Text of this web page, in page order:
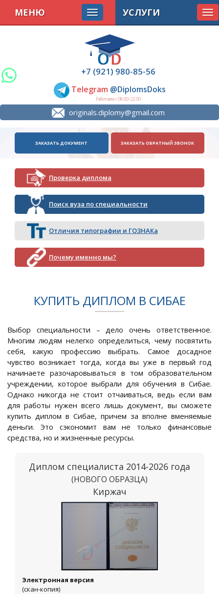
+7 (921) 980-85-56
Telegram @DiplomsDoks
Работаем с 08.00-22.00
originals.diplomy@gmail.com
МЕНЮ
ЗАКАЗАТЬ ДОКУМЕНТ ЗАКАЗАТЬ ОБРАТНЫЙ ЗВОНОК
Проверка диплома
Поиск вуза по специальности
Отличия типографии и ГОЗНАКа
Почему именно мы?
УСЛУГИ
КУПИТЬ ДИПЛОМ В СИБАЕ
Выбор специальности – дело очень ответственное.
Многим людям нелегко определиться, чему посвятить
себя, какую профессию выбрать. Самое досадное
чувство возникает тогда, когда вы уже в первый год
начинаете разочаровываться в том образовательном
учреждении, которое выбрали для обучения в Сибае.
Однако никогда не стоит отчаиваться, ведь если вам
для работы нужен всего лишь документ, вы сможете
купить диплом в Сибае, причем за вполне вменяемые
деньги. Это сэкономит вам не только финансовые
средства, но и жизненные ресурсы.
Диплом специалиста 2014-2026 года
(НОВОГО ОБРАЗЦА)
Киржач
Электронная версия
(скан-копия)